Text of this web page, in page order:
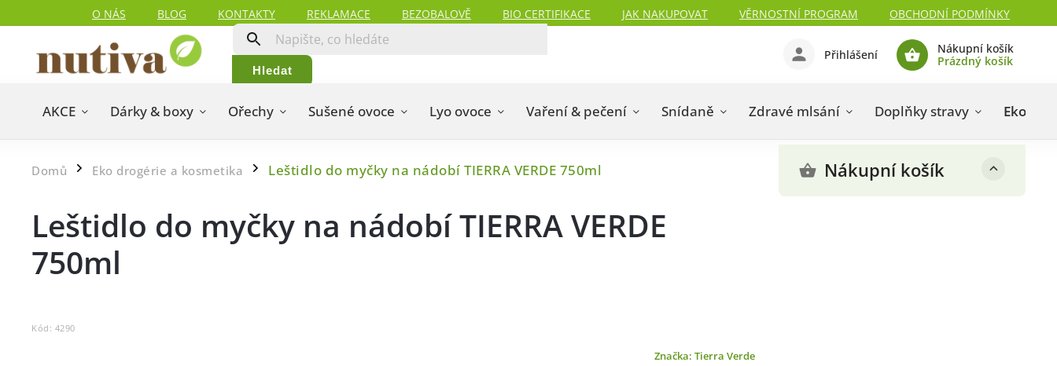
O NÁS BLOG KONTAKTY REKLAMACE BEZOBALOVĚ BIO CERTIFIKACE JAK NAKUPOVAT VĚRNOSTNÍ PROGRAM OBCHODNÍ PODMÍNKY
Hledat
Nákupní košík
Prázdný košík
Přihlášení
AKCE Dárky & boxy Ořechy Sušené ovoce Lyo ovoce Vaření & pečení Snídaně Zdravé mlsání Doplňky stravy Eko
Domů / Eko drogérie a kosmetika / Leštidlo do myčky na nádobí TIERRA VERDE 750ml Nákupní košík
Leštidlo do myčky na nádobí TIERRA VERDE
750ml
Kód: 4290
Značka: Tierra Verde